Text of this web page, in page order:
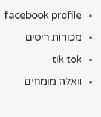
facebook profile
מכורות ריסים
tik tok
וואלה מומחים